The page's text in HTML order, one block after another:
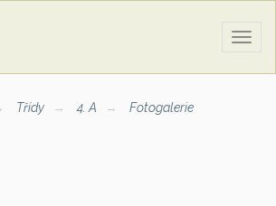
Třídy 4. A Fotogalerie